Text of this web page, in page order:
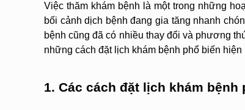
Việc thăm khám bệnh là một trong những
bối cảnh dịch bệnh đang gia tăng nhanh
bệnh cũng đã có nhiều thay đổi và phương
những cách đặt lịch khám bệnh phổ biến
1. Các cách đặt lịch khám bệnh